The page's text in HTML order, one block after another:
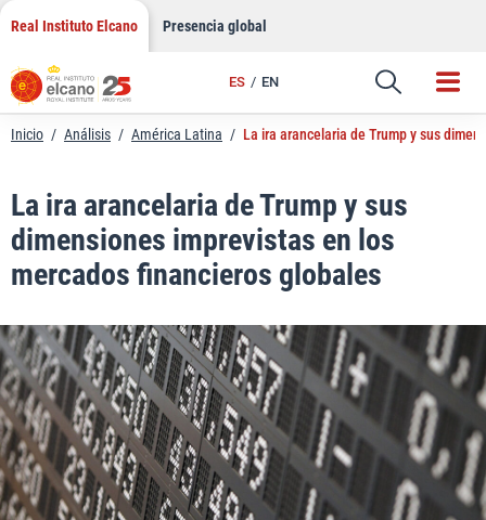
Saltar
contenido
Real Instituto Elcano Presencia global
ES EN
Enlace
Inicio / Análisis / América Latina / La ira arancelaria de Trump y sus
La ira arancelaria de Trump y sus
dimensiones imprevistas en los
mercados financieros globales